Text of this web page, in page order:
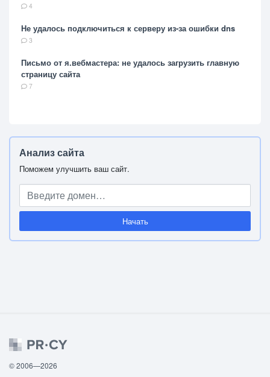
4
Не удалось подключиться к серверу из-за ошибки dns
3
Письмо от я.вебмастера: не удалось загрузить главную
страницу сайта
7
Анализ сайта
Поможем улучшить ваш сайт.
Начать
© 2006—2026